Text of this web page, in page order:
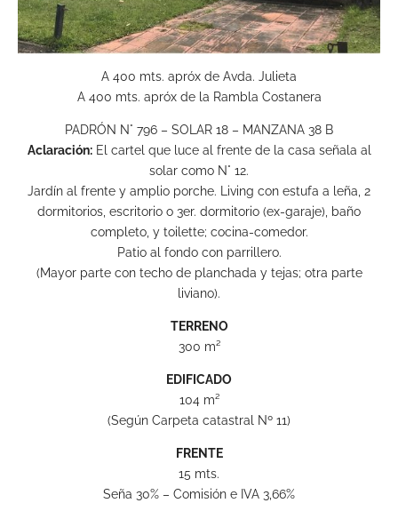
A 400 mts. apróx de Avda. Julieta
A 400 mts. apróx de la Rambla Costanera
PADRÓN N° 796 – SOLAR 18 – MANZANA 38 B
Aclaración:El cartel que luce al frente de la casa señala al
solar como N° 12.
Jardín al frente y amplio porche. Living con estufa a leña, 2
dormitorios, escritorio o 3er. dormitorio (ex-garaje), baño
completo, y toilette; cocina-comedor.
Patio al fondo con parrillero.
(Mayor parte con techo de planchada y tejas; otra parte
liviano).
TERRENO
300 m²
EDIFICADO
104 m²
(Según Carpeta catastral Nº 11)
FRENTE
15 mts.
Seña 30% – Comisión e IVA 3,66%